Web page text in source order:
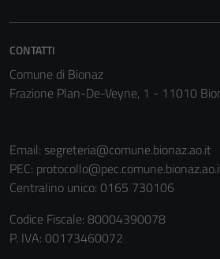
CONTATTI
Comune di Bionaz
Frazione Plan-De-Veyne, 1 - 11010
Email: segreteria@comune.bionaz.ao.it
PEC:
Centralino unico: 0165 730106
Codice Fiscale: 80004390078
P. IVA: 00173460072